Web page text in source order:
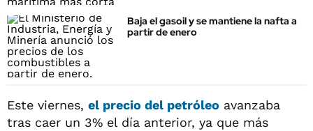
Baja el gasoil y se mantiene la nafta a
partir de enero
Este viernes, el precio del petróleo avanzaba
tras caer un 3% el día anterior, ya que más